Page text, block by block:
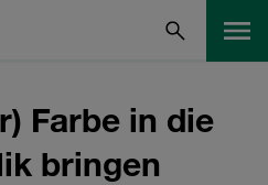
Farbe in die
bringen